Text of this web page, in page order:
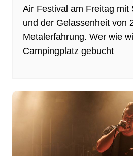
Air Festival am Freitag mit
und der Gelassenheit von
Metalerfahrung. Wer wie
Campingplatz gebucht